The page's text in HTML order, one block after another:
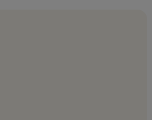
Labicano
in Appio Latino